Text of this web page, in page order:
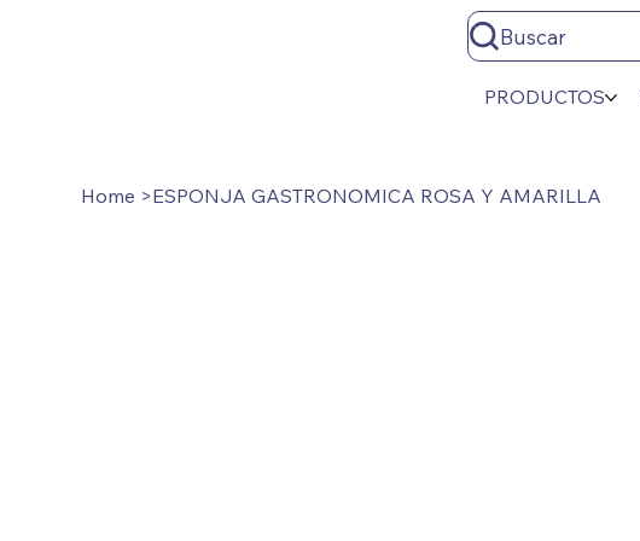
Buscar
PRODUCTOS
Home >ESPONJA GASTRONOMICA ROSA Y AMARILLA